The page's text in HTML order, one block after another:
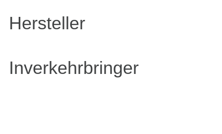
Hersteller
Inverkehrbringer